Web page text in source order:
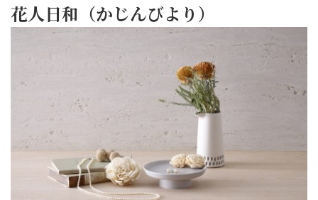
花人日和（かじんびより）